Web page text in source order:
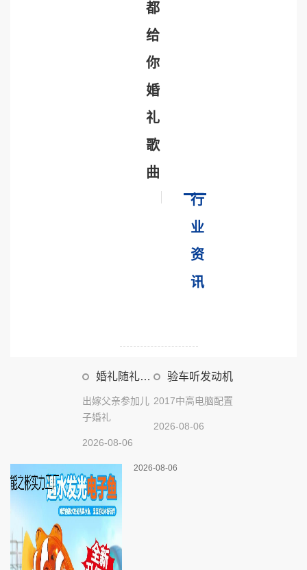
都
给
你
婚
礼
歌
曲
行
业
资
讯
婚礼随礼红
出嫁父亲参加儿
子婚礼
2026-08-06
验车听发动机
2017中高电脑配置
2026-08-06
2026-08-06